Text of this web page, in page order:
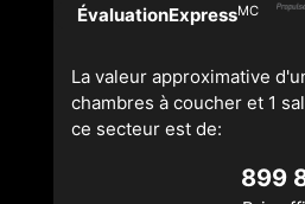
ÉvaluationExpressMC
La valeur approximative
chambres à coucher et 1
ce secteur est de:
899